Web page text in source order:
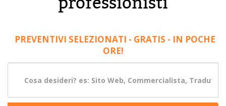
PREVENTIVI SELEZIONATI - GRATIS - IN POCHE
ORE!